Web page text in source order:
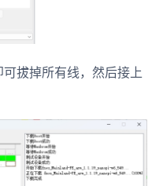
拔掉所有线，然后接上